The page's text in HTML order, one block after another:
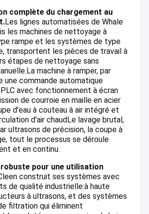
complète du chargement au
Les lignes automatisées de Whale
les machines de nettoyage à
rampe et les systèmes de type
transportent les pièces de travail à
étapes de nettoyage sans
machine à ramper, par
une commande automatique
avec fonctionnement à écran
de courroie en maille en acier
d'eau à couteau à air intégré et
d'air chaud Le lavage brutal,
ultrasons de précision, la coupe à
tout le processus se déroule
et en continu.
pour une utilisation
construit ses systèmes avec
de qualité industrielle:à haute
à ultrasons, et des systèmes
filtration qui éliminent